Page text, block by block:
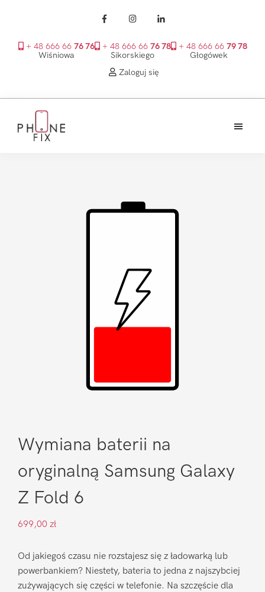
+ 48 666 66 76 76
Wiśniowa
+ 48 666 66 76 78
Sikorskiego
+ 48 666 66 79 78
Głogówek
Zaloguj się
głównego
Wymiana baterii na
oryginalną Samsung Galaxy
Z Fold 6
699,00 zł
Od jakiegoś czasu nie rozstajesz się z ładowarką lub
powerbankiem? Niestety, bateria to jedna z najszybciej
zużywających się części w telefonie. Na szczęście dla